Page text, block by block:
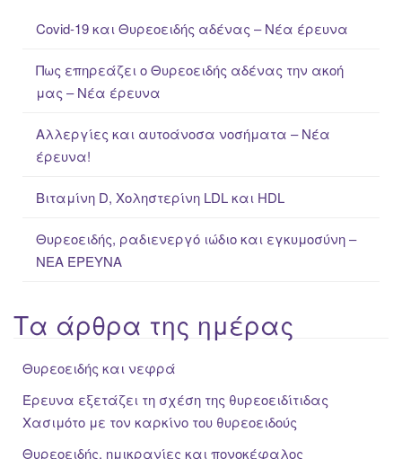
Covid-19 και Θυρεοειδής αδένας – Νέα έρευνα
Πως επηρεάζει ο Θυρεοειδής αδένας την ακοή
μας – Νέα έρευνα
Αλλεργίες και αυτοάνοσα νοσήματα – Νέα
έρευνα!
Βιταμίνη D, Χοληστερίνη LDL και HDL
Θυρεοειδής, ραδιενεργό ιώδιο και εγκυμοσύνη –
ΝΕΑ ΈΡΕΥΝΑ
Τα άρθρα της ημέρας
Θυρεοειδής και νεφρά
Έρευνα εξετάζει τη σχέση της θυρεοειδίτιδας
Χασιμότο με τον καρκίνο του θυρεοειδούς
Θυρεοειδής, ημικρανίες και πονοκέφαλος